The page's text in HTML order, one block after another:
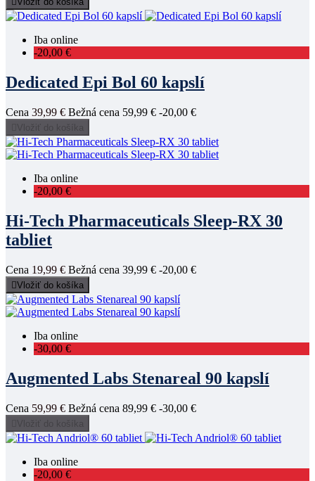
Iba online
-20,00 €
Dedicated Epi Bol 60 kapslí
Cena 39,99 € Bežná cena 59,99 € -20,00 €
Vložiť do košíka
Iba online
-20,00 €
Hi-Tech Pharmaceuticals Sleep-RX 30
tabliet
Cena 19,99 € Bežná cena 39,99 € -20,00 €
Vložiť do košíka
Iba online
-30,00 €
Augmented Labs Stenareal 90 kapslí
Cena 59,99 € Bežná cena 89,99 € -30,00 €
Vložiť do košíka
Iba online
-20,00 €